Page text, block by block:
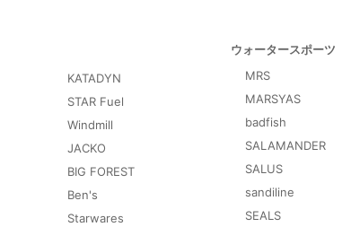
KATADYN
STAR Fuel
Windmill
JACKO
BIG FOREST
Ben's
Starwares
ウォータースポーツ
MRS
MARSYAS
badfish
SALAMANDER
SALUS
sandiline
SEALS